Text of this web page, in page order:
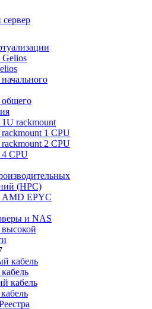
rackmount
1 CPU
2 CPU
CPU
(HPC)
AMD EPYC
и NAS